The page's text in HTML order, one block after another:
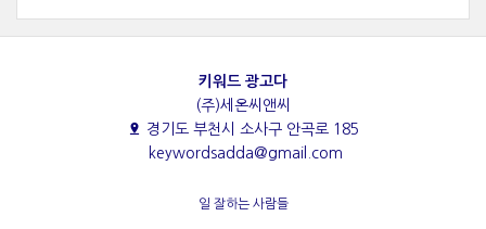
키워드 광고다
(주)세온씨앤씨
경기도 부천시 소사구 안곡로 185
keywordsadda@gmail.com
일 잘하는 사람들